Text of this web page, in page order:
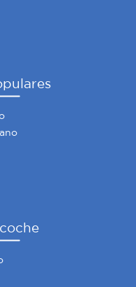
del sitio web con
publicidad y análisis
otra información
recopilado a